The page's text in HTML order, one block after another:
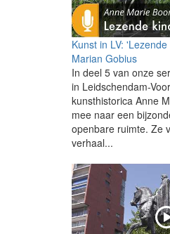
Kunst in LV:
Marian Gobius
In deel 5 van onze
in Leidschendam-
kunsthistorica Anne
mee naar een
openbare ruimte. Ze
verhaal...